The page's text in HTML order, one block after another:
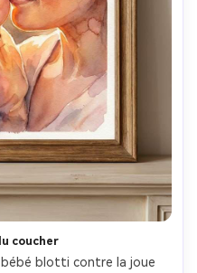
coucher
blotti contre la joue